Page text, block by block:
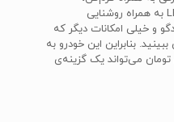
چراغ‌های جلوی هالوژن و عقب LED به همراه روشنایی
سیستم صوتی با ۶ بلندگو و خیلی امکانات دیگر که
بنابراین این خودرو به
زیر ۱۰۰ میلیون تومان می‌تواند یک گزینه‌ی